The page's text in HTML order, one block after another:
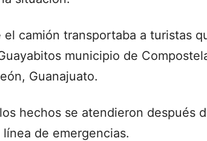
el camión transportaba a turistas
municipio de
Guanajuato.
hechos se atendieron después
de emergencias.